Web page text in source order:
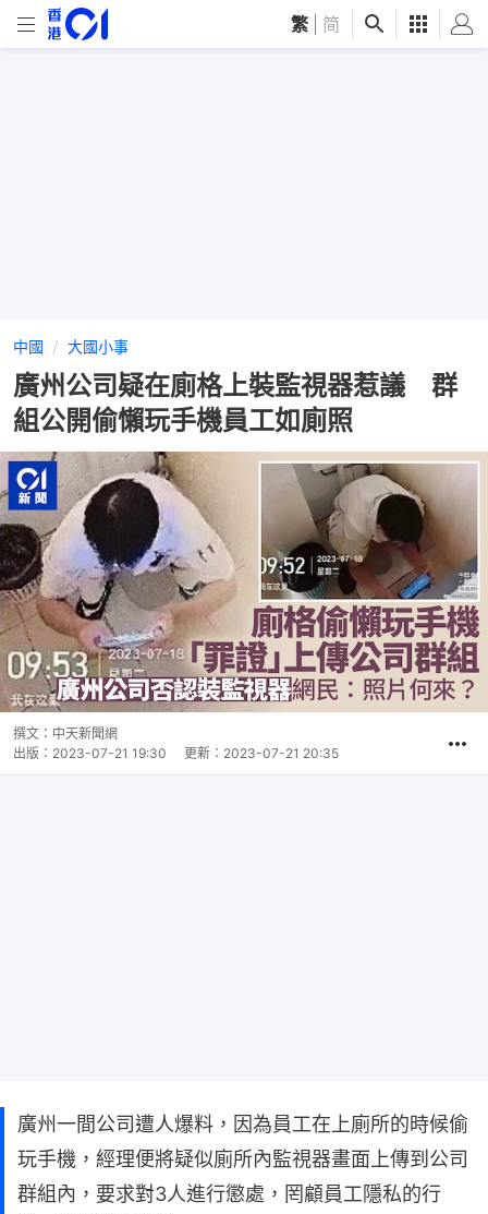
繁 简
中國 大國小事
廣州公司疑在廁格上裝監視器惹議 群
組公開偷懶玩手機員工如廁照
撰文： 中天新聞網
出版： 2023-07-21 19:30 更新： 2023-07-21 20:35
廣州一間公司遭人爆料，因為員工在上廁所的時候偷
玩手機，經理便將疑似廁所內監視器畫面上傳到公司
群組內，要求對3人進行懲處，罔顧員工隱私的行